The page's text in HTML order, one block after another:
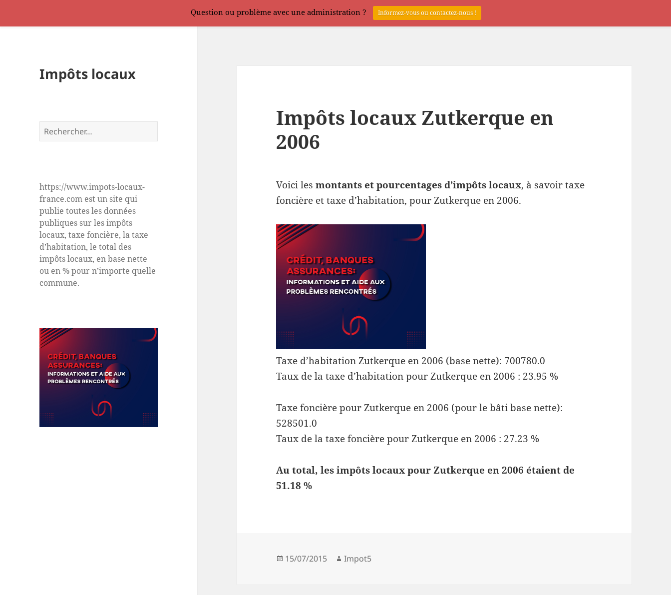
Impôts locaux
Rechercher :
https://www.impots-locaux-
france.com est un site qui
publie toutes les données
publiques sur les impôts
locaux, taxe foncière, la taxe
d’habitation, le total des
impôts locaux, en base nette
ou en % pour n’importe quelle
commune.
Impôts locaux Zutkerque en
2006
Voici lesmontants et pourcentages d’impôts locaux, à savoir taxe
foncière et taxe d’habitation, pour Zutkerque en 2006.
Taxe d’habitation Zutkerque en 2006 (base nette): 700780.0
Taux de la taxe d’habitation pour Zutkerque en 2006 : 23.95 %
Taxe foncière pour Zutkerque en 2006 (pour le bâti base nette):
528501.0
Taux de la taxe foncière pour Zutkerque en 2006 : 27.23 %
Au total, les impôts locaux pour Zutkerque en 2006 étaient de
51.18 %
Publié
15/07/2015 Auteur
Impot5
Question ou problème avec une administration ? Informez-vous ou contactez-nous !